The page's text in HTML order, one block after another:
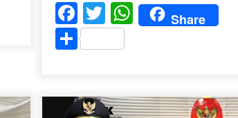
Facebook
Twitter
WhatsApp
Share
Share